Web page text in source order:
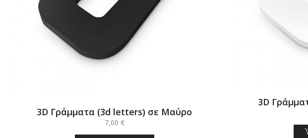
3D
3D Γράμματα (3d letters) σε Μαύρο
7,00 €